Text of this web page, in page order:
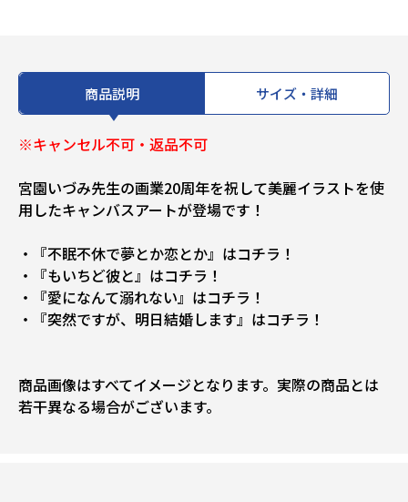
商品説明 サイズ・詳細
※キャンセル不可・返品不可
宮園いづみ先生の画業20周年を祝して美麗イラストを使
用したキャンバスアートが登場です！
・『不眠不休で夢とか恋とか』はコチラ！
・『もいちど彼と』はコチラ！
・『愛になんて溺れない』はコチラ！
・『突然ですが、明日結婚します』はコチラ！
商品画像はすべてイメージとなります。実際の商品とは
若干異なる場合がございます。